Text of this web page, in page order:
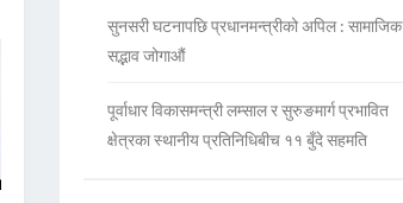
सुनसरी घटनापछि प्रधानमन्त्रीको अपिल : सामाजिक
सद्भाव जोगाऔं
पूर्वाधार विकासमन्त्री लम्साल र सुरुङमार्ग प्रभावित
क्षेत्रका स्थानीय प्रतिनिधिबीच ११ बुँदे सहमति